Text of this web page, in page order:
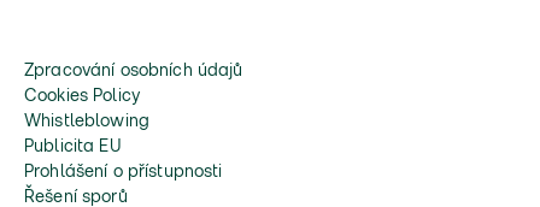
Zpracování osobních údajů
Cookies Policy
Whistleblowing
Publicita EU
Prohlášení o přístupnosti
Řešení sporů